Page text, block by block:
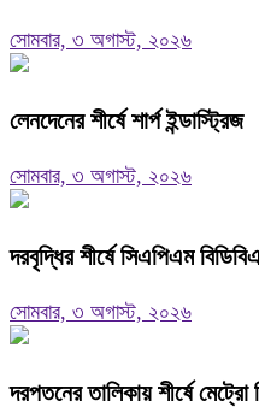
সোমবার, ৩ অগাস্ট, ২০২৬
লেনদেনের শীর্ষে শার্প ইন্ডাস্ট্রিজ
সোমবার, ৩ অগাস্ট, ২০২৬
দরবৃদ্ধির শীর্ষে সিএপিএম
সোমবার, ৩ অগাস্ট, ২০২৬
দরপতনের তালিকায় শীর্ষে মেট্রো